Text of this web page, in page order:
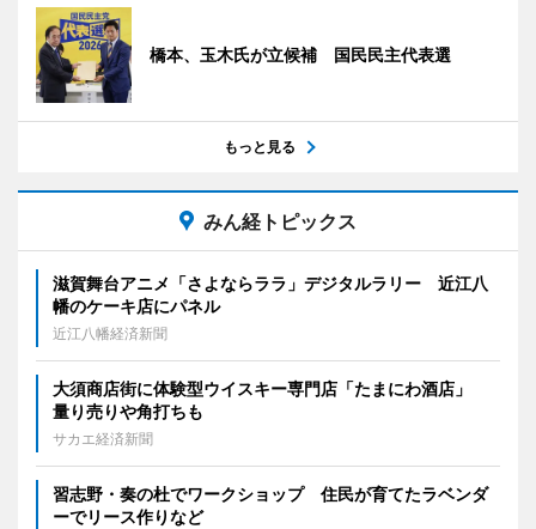
橋本、玉木氏が立候補 国民民主代表選
もっと見る
みん経トピックス
滋賀舞台アニメ「さよならララ」デジタルラリー 近江八
幡のケーキ店にパネル
近江八幡経済新聞
大須商店街に体験型ウイスキー専門店「たまにわ酒店」
量り売りや角打ちも
サカエ経済新聞
習志野・奏の杜でワークショップ 住民が育てたラベンダ
ーでリース作りなど